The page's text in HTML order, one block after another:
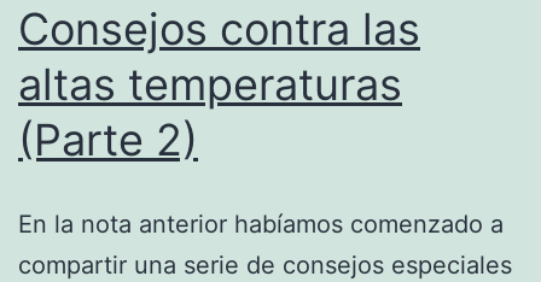
Consejos contra las
altas temperaturas
(Parte 2)
En la nota anterior habíamos comenzado a
compartir una serie de consejos especiales